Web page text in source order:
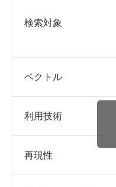
検索対象
ベクトル
利用技術
再現性